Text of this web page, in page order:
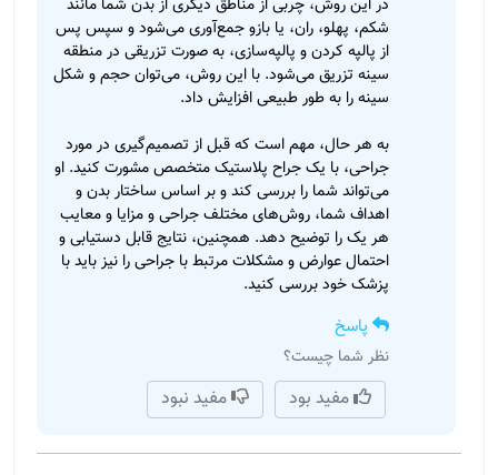
در این روش، چربی از مناطق دیگری از بدن شما مانند
شکم، پهلو، ران، یا بازو جمع‌آوری می‌شود و سپس پس
از پالپه کردن و پالپه‌سازی، به صورت تزریقی در منطقه
سینه تزریق می‌شود. با این روش، می‌توان حجم و شکل
سینه را به طور طبیعی افزایش داد.
به هر حال، مهم است که قبل از تصمیم‌گیری در مورد
جراحی، با یک جراح پلاستیک متخصص مشورت کنید. او
می‌تواند شما را بررسی کند و بر اساس ساختار بدن و
اهداف شما، روش‌های مختلف جراحی و مزایا و معایب
هر یک را توضیح دهد. همچنین، نتایج قابل دستیابی و
احتمال عوارض و مشکلات مرتبط با جراحی را نیز باید با
پزشک خود بررسی کنید.
پاسخ
نظر شما چیست؟
مفید بود مفید نبود